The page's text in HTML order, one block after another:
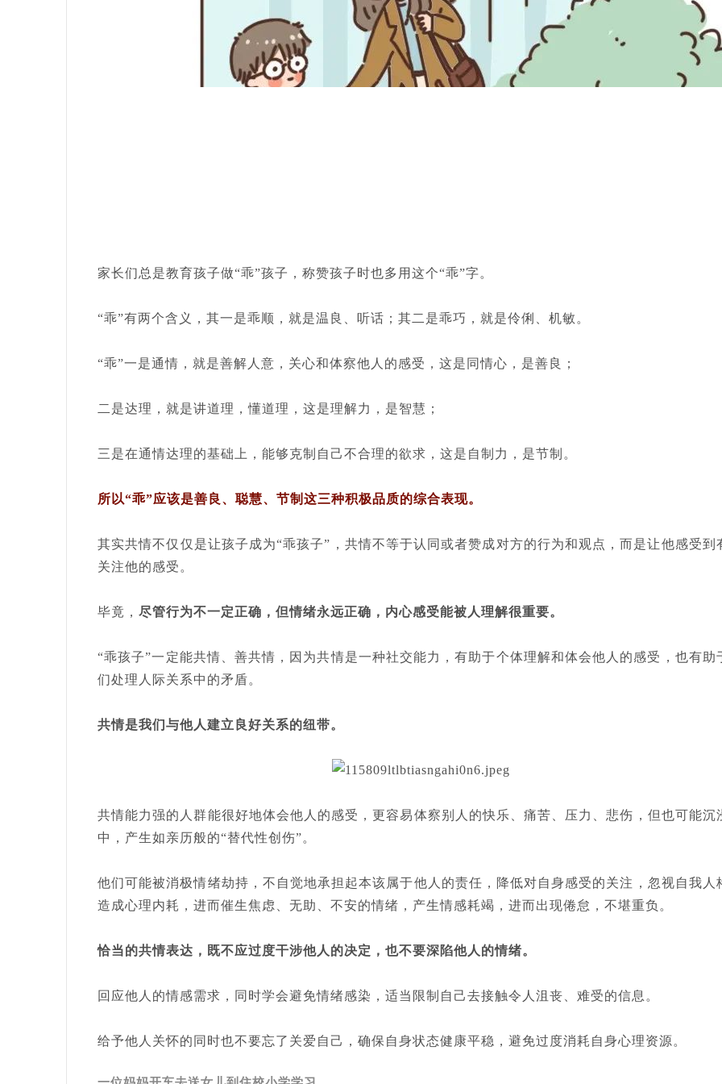
家长们总是教育孩子做“乖”孩子，称赞孩子时也多用这个“乖”字。
“乖”有两个含义，其一是乖顺，就是温良、听话；其二是乖巧，就是伶俐、机敏。
“乖”一是通情，就是善解人意，关心和体察他人的感受，这是同情心，是善良；
二是达理，就是讲道理，懂道理，这是理解力，是智慧；
三是在通情达理的基础上，能够克制自己不合理的欲求，这是自制力，是节制。
所以“乖”应该是善良、聪慧、节制这三种积极品质的综合表现。
其实共情不仅仅是让孩子成为“乖孩子”，共情不等于认同或者赞成对方的行为和观点，而是让他感受到
关注他的感受。
毕竟， 尽管行为不一定正确，但情绪永远正确，内心感受能被人理解很重要。
“乖孩子”一定能共情、善共情，因为共情是一种社交能力，有助于个体理解和体会他人的感受，也有助
们处理人际关系中的矛盾。
共情是我们与他人建立良好关系的纽带。
共情能力强的人群能很好地体会他人的感受，更容易体察别人的快乐、痛苦、压力、悲伤，但也可能沉
中，产生如亲历般的“替代性创伤”。
他们可能被消极情绪劫持，不自觉地承担起本该属于他人的责任，降低对自身感受的关注，忽视自我人
造成心理内耗，进而催生焦虑、无助、不安的情绪，产生情感耗竭，进而出现倦怠，不堪重负。
恰当的共情表达，既不应过度干涉他人的决定，也不要深陷他人的情绪。
回应他人的情感需求，同时学会避免情绪感染，适当限制自己去接触令人沮丧、难受的信息。
给予他人关怀的同时也不要忘了关爱自己，确保自身状态健康平稳，避免过度消耗自身心理资源。